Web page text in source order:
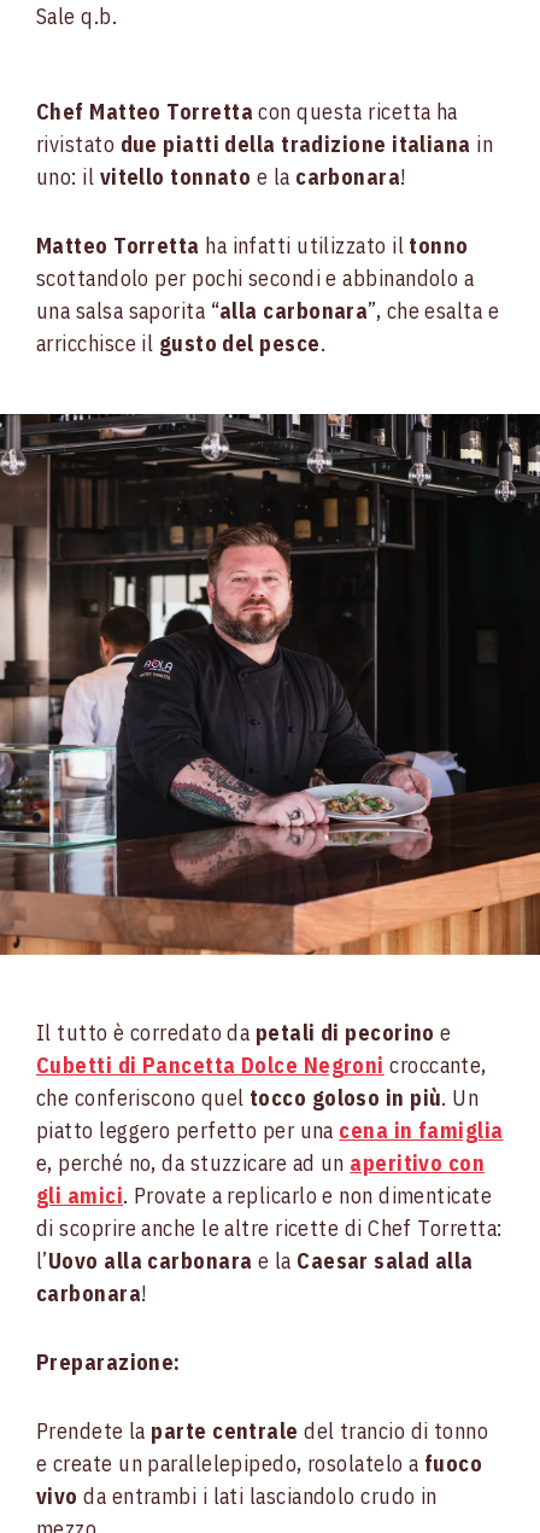
Sale q.b.
Chef Matteo Torretta con questa ricetta ha
rivistato due piatti della tradizione italiana in
uno: il vitello tonnato e la carbonara!
Matteo Torretta ha infatti utilizzato il tonno
scottandolo per pochi secondi e abbinandolo a
una salsa saporita “alla carbonara”, che esalta e
arricchisce il gusto del pesce.
Il tutto è corredato da petali di pecorino e
Cubetti di Pancetta Dolce Negroni croccante,
che conferiscono quel tocco goloso in più. Un
piatto leggero perfetto per una cena in famiglia
e, perché no, da stuzzicare ad un aperitivo con
gli amici. Provate a replicarlo e non dimenticate
di scoprire anche le altre ricette di Chef Torretta:
l’Uovo alla carbonara e la Caesar salad alla
carbonara!
Preparazione:
Prendete la parte centrale del trancio di tonno
e create un parallelepipedo, rosolatelo a fuoco
vivo da entrambi i lati lasciandolo crudo in